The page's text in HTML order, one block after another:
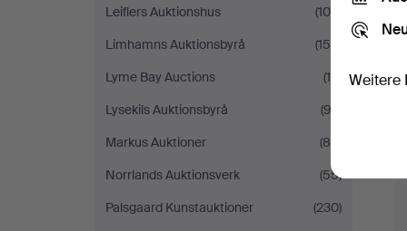
Leiflers Auktionshus
(105)
Limhamns Auktionsbyrå
(158)
Lyme Bay Auctions
(15)
Lysekils Auktionsbyrå
(92)
Markus Auktioner
(88)
Norrlands Auktionsverk
(55)
Palsgaard Kunstauktioner
(230)
Weitere